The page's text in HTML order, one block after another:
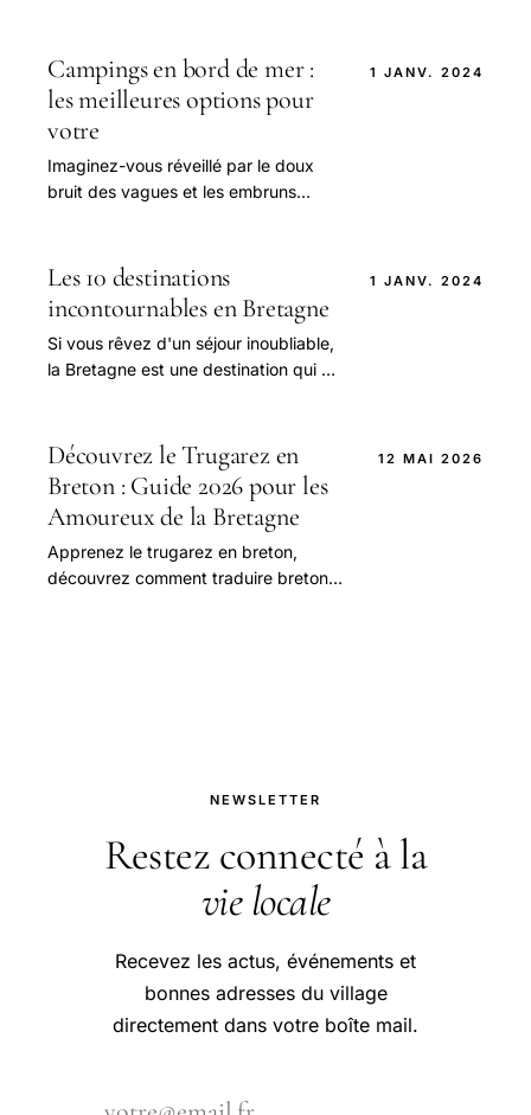
Campings en bord de mer :
les meilleures options pour
votre
Imaginez-vous réveillé par le doux
bruit des vagues et les embruns
1 JANV. 2024
Les 10 destinations
incontournables en Bretagne
Si vous rêvez d'un séjour inoubliable,
la Bretagne est une destination qui ne
1 JANV. 2024
Découvrez le Trugarez en
Breton : Guide 2026 pour les
Amoureux de la Bretagne
Apprenez le trugarez en breton,
découvrez comment traduire breton
12 MAI 2026
NEWSLETTER
Restez connecté à la
vie locale
Recevez les actus, événements et
bonnes adresses du village
directement dans votre boîte mail.